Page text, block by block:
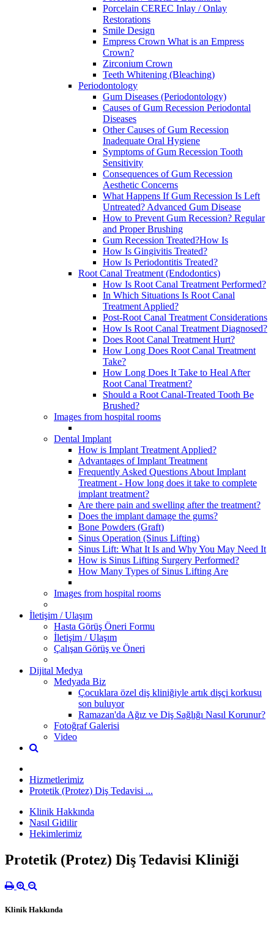
Porcelain CEREC Inlay / Onlay
Restorations
Smile Design
Empress Crown What is an Empress
Crown?
Zirconium Crown
Teeth Whitening (Bleaching)
Periodontology
Gum Diseases (Periodontology)
Causes of Gum Recession Periodontal
Diseases
Other Causes of Gum Recession
Inadequate Oral Hygiene
Symptoms of Gum Recession Tooth
Sensitivity
Consequences of Gum Recession
Aesthetic Concerns
What Happens If Gum Recession Is Left
Untreated? Advanced Gum Disease
How to Prevent Gum Recession? Regular
and Proper Brushing
Gum Recession Treated?How Is
How Is Gingivitis Treated?
How Is Periodontitis Treated?
Root Canal Treatment (Endodontics)
How Is Root Canal Treatment Performed?
In Which Situations Is Root Canal
Treatment Applied?
Post-Root Canal Treatment Considerations
How Is Root Canal Treatment Diagnosed?
Does Root Canal Treatment Hurt?
How Long Does Root Canal Treatment
Take?
How Long Does It Take to Heal After
Root Canal Treatment?
Should a Root Canal-Treated Tooth Be
Brushed?
Images from hospital rooms
Dental Implant
How is Implant Treatment Applied?
Advantages of Implant Treatment
Frequently Asked Questions About Implant
Treatment - How long does it take to complete
implant treatment?
Are there pain and swelling after the treatment?
Does the implant damage the gums?
Bone Powders (Graft)
Sinus Operation (Sinus Lifting)
Sinus Lift: What It Is and Why You May Need It
How is Sinus Lifting Surgery Performed?
How Many Types of Sinus Lifting Are
Images from hospital rooms
İletişim / Ulaşım
Hasta Görüş Öneri Formu
İletişim / Ulaşım
Çalışan Görüş ve Öneri
Dijital Medya
Medyada Biz
Çocuklara özel diş kliniğiyle artık dişçi korkusu
son buluyor
Ramazan'da Ağız ve Diş Sağlığı Nasıl Korunur?
Fotoğraf Galerisi
Video
Hizmetlerimiz
Protetik (Protez) Diş Tedavisi ...
Klinik Hakkında
Nasıl Gidilir
Hekimlerimiz
Protetik (Protez) Diş Tedavisi Kliniği
Klinik Hakkında